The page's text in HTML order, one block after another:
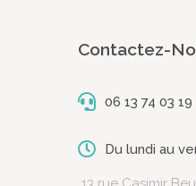
Contactez-
06 13 74 03 19
Du lundi au